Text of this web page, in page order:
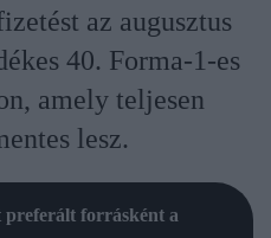
az augusztus
40. Forma-1-es
amely teljesen
lesz.
forrásként a